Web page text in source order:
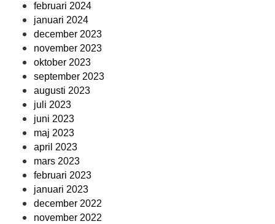
februari 2024
januari 2024
december 2023
november 2023
oktober 2023
september 2023
augusti 2023
juli 2023
juni 2023
maj 2023
april 2023
mars 2023
februari 2023
januari 2023
december 2022
november 2022